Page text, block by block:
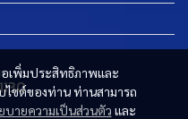
อเพิ่มประสิทธิภาพและ
ไซต์ของท่าน ท่านสามารถ
บายความเป็นส่วนตัว และ